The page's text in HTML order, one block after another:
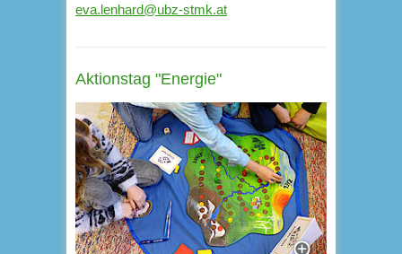
eva.lenhard@ubz-stmk.at
Aktionstag "Energie"